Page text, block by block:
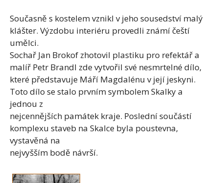
Současně s kostelem vznikl v jeho sousedství malý
klášter. Výzdobu interiéru provedli známí čeští
umělci.
Sochař Jan Brokof zhotovil plastiku pro refektář a
malíř Petr Brandl zde vytvořil své nesmrtelné dílo,
které představuje Máří Magdalénu v její jeskyni.
Toto dílo se stalo prvním symbolem Skalky a
jednou z
nejcennějších památek kraje. Poslední součástí
komplexu staveb na Skalce byla poustevna,
vystavěná na
nejvyšším bodě návrší.